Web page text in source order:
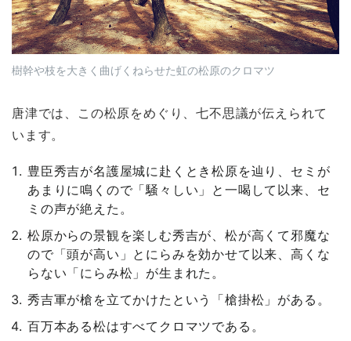
樹幹や枝を大きく曲げくねらせた虹の松原のクロマツ
唐津では、この松原をめぐり、七不思議が伝えられて
います。
豊臣秀吉が名護屋城に赴くとき松原を辿り、セミが
あまりに鳴くので「騒々しい」と一喝して以来、セ
ミの声が絶えた。
松原からの景観を楽しむ秀吉が、松が高くて邪魔な
ので「頭が高い」とにらみを効かせて以来、高くな
らない「にらみ松」が生まれた。
秀吉軍が槍を立てかけたという「槍掛松」がある。
百万本ある松はすべてクロマツである。